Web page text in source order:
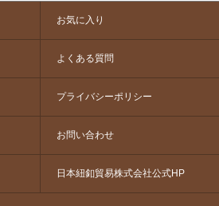
お気に入り
よくある質問
プライバシーポリシー
お問い合わせ
日本紐釦貿易株式会社公式HP